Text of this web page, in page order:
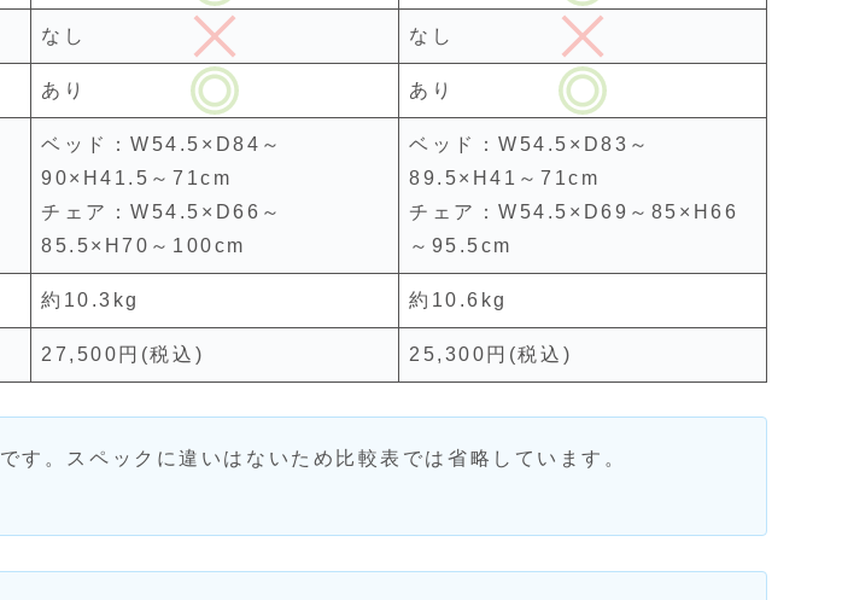
なし なし
あり あり
ベッド：W54.5×D84～
90×H41.5～71cm
チェア：W54.5×D66～
85.5×H70～100cm
ベッド：W54.5×D83～
89.5×H41～71cm
チェア：W54.5×D69～85×H66
～95.5cm
約10.3kg 約10.6kg
27,500円(税込) 25,300円(税込)
です。スペックに違いはないため比較表では省略しています。